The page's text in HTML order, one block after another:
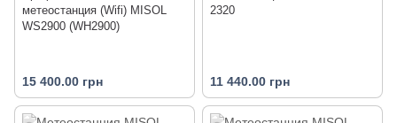
метеостанция (Wifi) MISOL
WS2900 (WH2900)
15 400.00 грн
2320
11 440.00 грн